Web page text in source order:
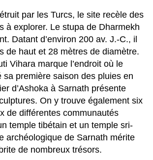
par les Turcs, le site recèle des
à explorer. Le stupa de Dharmekh
Datant d’environ 200 av. J.-C., il
de haut et 28 mètres de diamètre.
Vihara marque l’endroit où le
sa première saison des pluies en
d’Ashoka à Sarnath présente
On y trouve également six
de différentes communautés
temple tibétain et un temple sri-
archéologique de Sarnath mérite
de nombreux trésors.